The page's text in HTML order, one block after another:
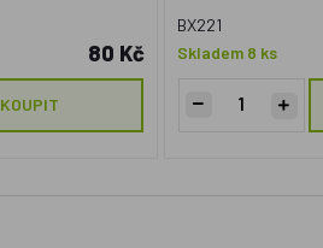
80 Kč
KOUPIT
BX221
Skladem 8 ks